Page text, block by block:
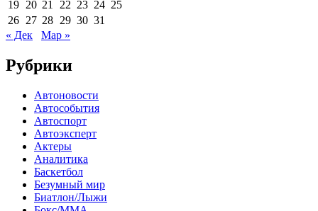
19 20 21 22 23 24 25
26 27 28 29 30 31
« Дек
Мар »
Рубрики
Автоновости
Автособытия
Автоспорт
Автоэксперт
Актеры
Аналитика
Баскетбол
Безумный мир
Биатлон/Лыжи